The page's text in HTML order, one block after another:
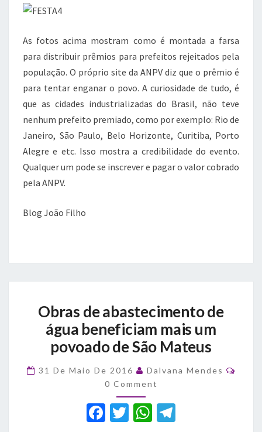
As fotos acima mostram como é montada a farsa
para distribuir prêmios para prefeitos rejeitados pela
população. O próprio site da ANPV diz que o prêmio é
para tentar enganar o povo. A curiosidade de tudo, é
que as cidades industrializadas do Brasil, não teve
nenhum prefeito premiado, como por exemplo: Rio de
Janeiro, São Paulo, Belo Horizonte, Curitiba, Porto
Alegre e etc. Isso mostra a credibilidade do evento.
Qualquer um pode se inscrever e pagar o valor cobrado
pela ANPV.
Blog João Filho
de
abastecimento
de
água
mais
um
povoado
de
São
Obras de abastecimento de
água beneficiam mais um
povoado de São Mateus
31 De Maio De 2016 Dalvana Mendes
0 Comment
F T W